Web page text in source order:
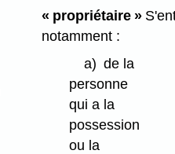
« propriétaire »
notamment :
a) de la
personne
qui a la
possession
ou la